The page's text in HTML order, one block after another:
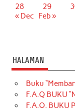
28
29
« Dec
Feb »
HALAMAN
Buku
F.A.Q BUKU
F.A.Q. BUKU